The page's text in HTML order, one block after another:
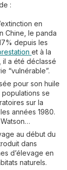
:
en
Chine, le panda
depuis les
et à la
il a été déclassé
“vulnérable”.
pour son huile
se
sur la
années 1980.
au début du
dans
d’élevage en
naturels.